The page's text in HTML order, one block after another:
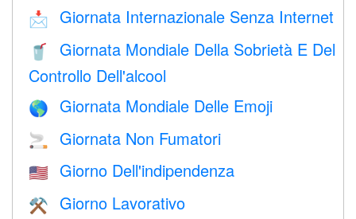
📩 Giornata Internazionale Senza Internet
🥤
Giornata Mondiale Della Sobrietà E Del
Controllo Dell'alcool
🌎 Giornata Mondiale Delle Emoji
🚬 Giornata Non Fumatori
🇺🇸 Giorno Dell'indipendenza
⚒️ Giorno Lavorativo